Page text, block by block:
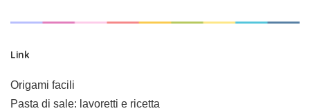
Link
Origami facili
Pasta di sale: lavoretti e ricetta